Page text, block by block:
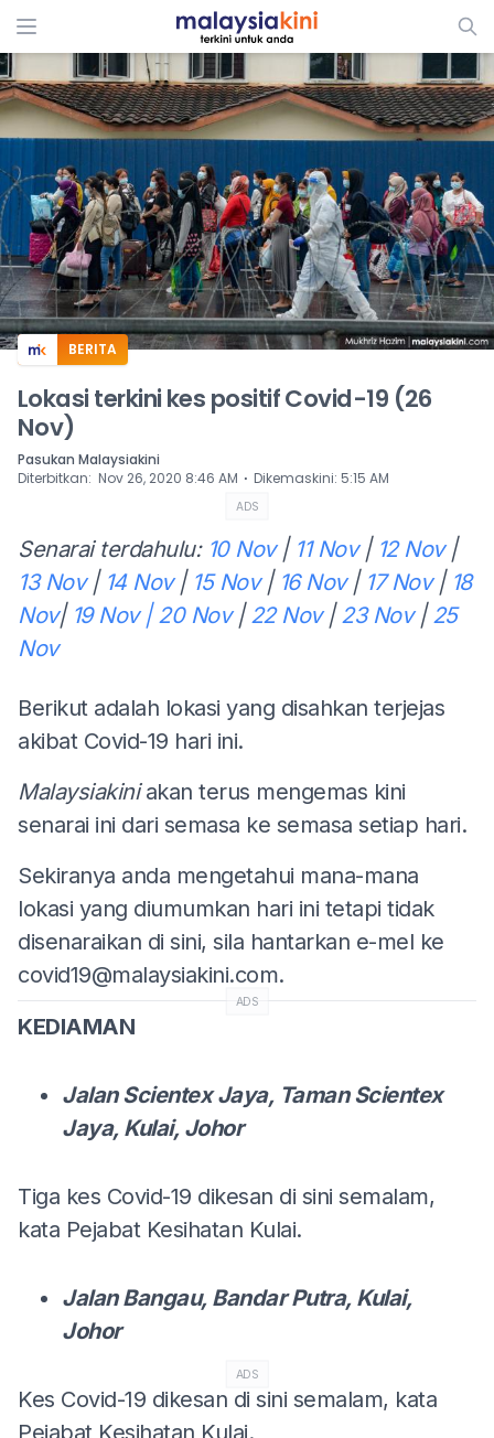
ADS
BERITA
Lokasi terkini kes positif Covid-19 (26
Nov)
Pasukan Malaysiakini
Diterbitkan: Nov 26, 2020 8:46 AM ⋅ Dikemaskini: 5:15 AM
ADS
Senarai terdahulu: 10 Nov| 11 Nov| 12 Nov|
13 Nov| 14 Nov| 15 Nov| 16 Nov| 17 Nov| 18
Nov| 19 Nov| 20 Nov| 22 Nov| 23 Nov| 25
Nov
Berikut adalah lokasi yang disahkan terjejas
akibat Covid-19 hari ini.
Malaysiakiniakan terus mengemas kini
senarai ini dari semasa ke semasa setiap hari.
Sekiranya anda mengetahui mana-mana
lokasi yang diumumkan hari ini tetapi tidak
disenaraikan di sini, sila hantarkan e-mel ke
covid19@malaysiakini.com.
ADS
KEDIAMAN
Jalan Scientex Jaya, Taman Scientex
Jaya, Kulai, Johor
Tiga kes Covid-19 dikesan di sini semalam,
kata Pejabat Kesihatan Kulai.
Jalan Bangau, Bandar Putra, Kulai,
Johor
ADS
Kes Covid-19 dikesan di sini semalam, kata
Pejabat Kesihatan Kulai.